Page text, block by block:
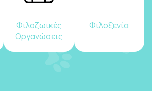
Φιλοζωικές
Οργανώσεις
Φιλοξενία